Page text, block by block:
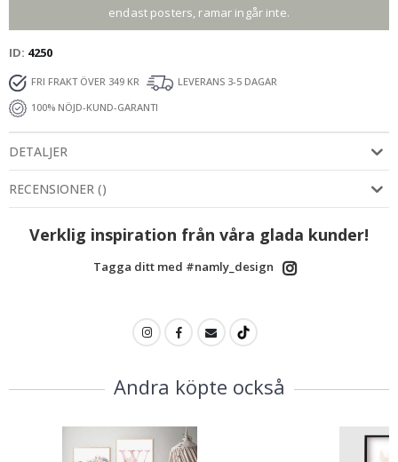
endast posters, ramar ingår inte.
ID 4250
FRI FRAKT ÖVER 349 KR
LEVERANS 3-5 DAGAR
100% NÖJD-KUND-GARANTI
DETALJER
RECENSIONER ()
Verklig inspiration från våra glada kunder!
Tagga ditt med #namly_design
Andra köpte också